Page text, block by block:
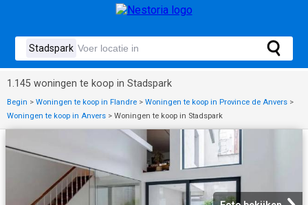
1.145 woningen te koop in Stadspark
Begin > Woningen te koop in Flandre > Woningen te koop in Province de Anvers >
Woningen te koop in Anvers > Woningen te koop in Stadspark